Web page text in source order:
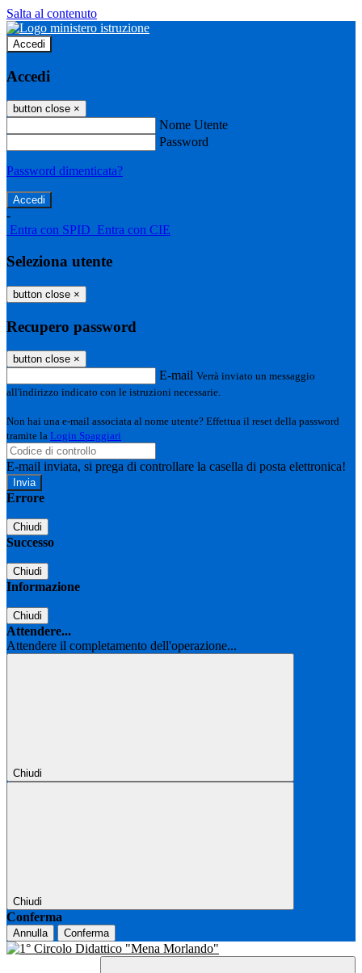
Salta al contenuto
Accedi
Accedi
button close ×
Nome Utente
Password
Password dimenticata?
-
Entra con SPID Entra con CIE
Seleziona utente
button close ×
Recupero password
button close ×
E-mail Verrà inviato un messaggio
all'indirizzo indicato con le istruzioni necessarie.
Non hai una e-mail associata al nome utente? Effettua il reset della password
tramite la Login Spaggiari
E-mail inviata, si prega di controllare la casella di posta elettronica!
Errore
Chiudi
Successo
Chiudi
Informazione
Chiudi
Attendere...
Attendere il completamento dell'operazione...
Chiudi
Chiudi
Conferma
Annulla Conferma